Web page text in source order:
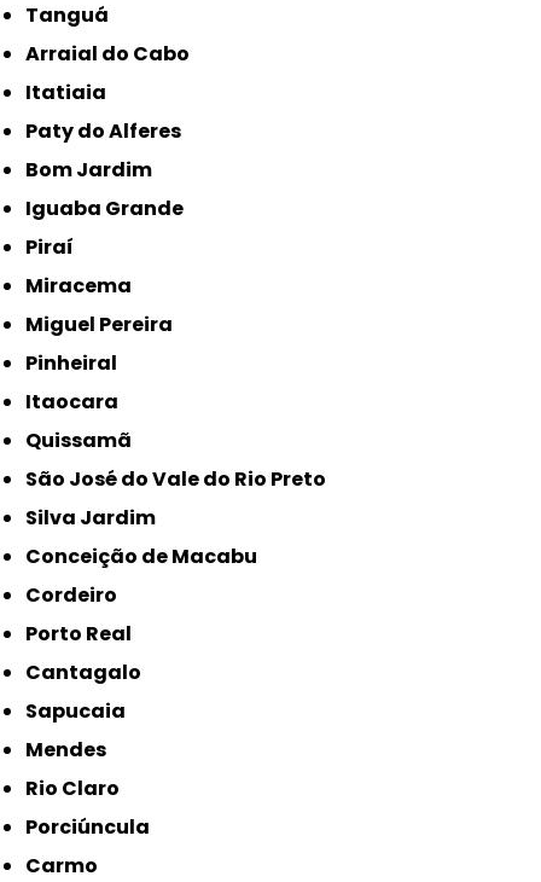
Tanguá
Arraial do Cabo
Itatiaia
Paty do Alferes
Bom Jardim
Iguaba Grande
Piraí
Miracema
Miguel Pereira
Pinheiral
Itaocara
Quissamã
São José do Vale do Rio Preto
Silva Jardim
Conceição de Macabu
Cordeiro
Porto Real
Cantagalo
Sapucaia
Mendes
Rio Claro
Porciúncula
Carmo